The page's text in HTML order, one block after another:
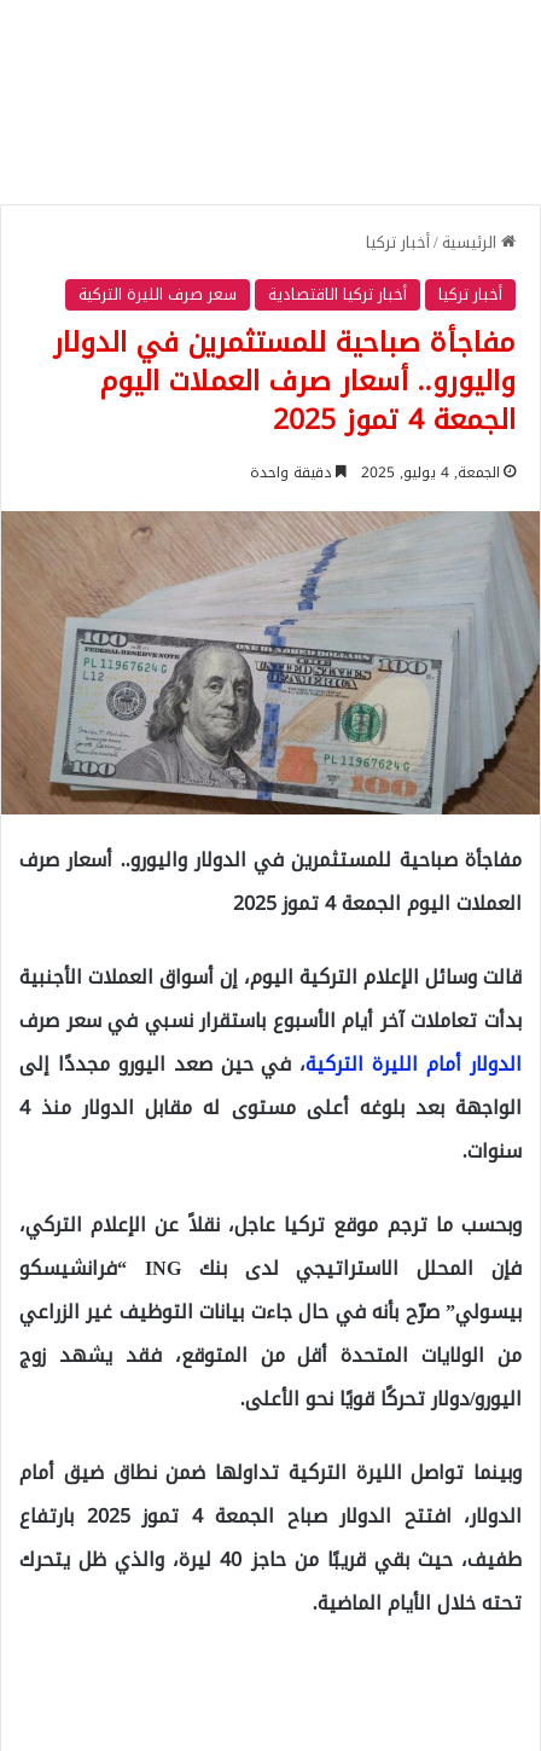
الرئيسية/أخبار تركيا
أخبار تركيا
أخبار تركيا الاقتصادية سعر صرف الليرة التركية
مفاجأة صباحية للمستثمرين في الدولار
واليورو.. أسعار صرف العملات اليوم
الجمعة 4 تموز 2025
الجمعة, 4 يوليو, 2025 دقيقة واحدة
مفاجأة صباحية للمستثمرين في الدولار واليورو.. أسعار صرف
العملات اليوم الجمعة 4 تموز 2025
قالت وسائل الإعلام التركية اليوم، إن أسواق العملات الأجنبية
بدأت تعاملات آخر أيام الأسبوع باستقرار نسبي في سعر صرف
الدولار أمام الليرة التركية، في حين صعد اليورو مجددًا إلى
الواجهة بعد بلوغه أعلى مستوى له مقابل الدولار منذ 4
سنوات.
وبحسب ما ترجم موقع تركيا عاجل، نقلاً عن الإعلام التركي،
فإن المحلل الاستراتيجي لدى بنك ING “فرانشيسكو
بيسولي” صرّح بأنه في حال جاءت بيانات التوظيف غير الزراعي
من الولايات المتحدة أقل من المتوقع، فقد يشهد زوج
اليورو/دولار تحركًا قويًا نحو الأعلى.
وبينما تواصل الليرة التركية تداولها ضمن نطاق ضيق أمام
الدولار، افتتح الدولار صباح الجمعة 4 تموز 2025 بارتفاع
طفيف، حيث بقي قريبًا من حاجز 40 ليرة، والذي ظل يتحرك
تحته خلال الأيام الماضية.